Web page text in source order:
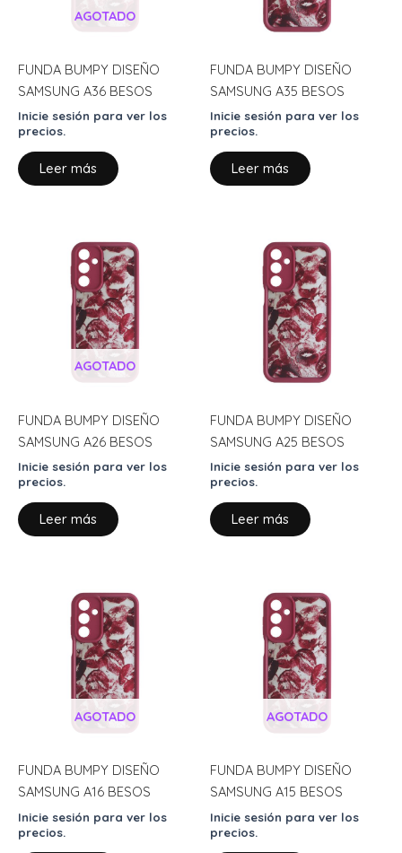
AGOTADO
FUNDA BUMPY DISEÑO
SAMSUNG A36 BESOS
Inicie sesión para ver los
precios.
Leer más
FUNDA BUMPY DISEÑO
SAMSUNG A35 BESOS
Inicie sesión para ver los
precios.
Leer más
AGOTADO
FUNDA BUMPY DISEÑO
SAMSUNG A26 BESOS
Inicie sesión para ver los
precios.
Leer más
FUNDA BUMPY DISEÑO
SAMSUNG A25 BESOS
Inicie sesión para ver los
precios.
Leer más
AGOTADO
FUNDA BUMPY DISEÑO
SAMSUNG A16 BESOS
Inicie sesión para ver los
precios.
AGOTADO
FUNDA BUMPY DISEÑO
SAMSUNG A15 BESOS
Inicie sesión para ver los
precios.